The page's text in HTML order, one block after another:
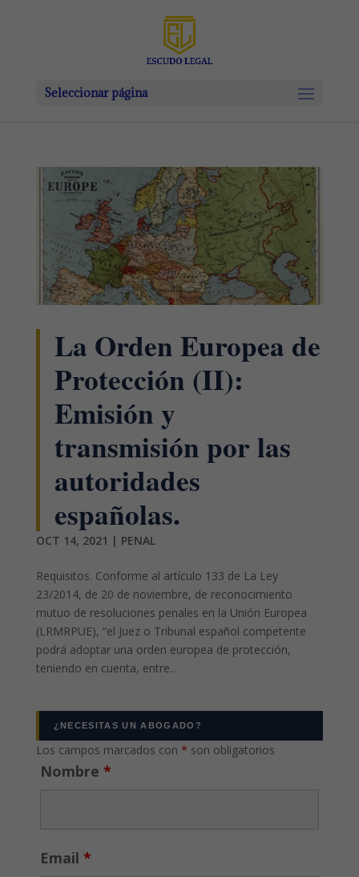
Seleccionar página
La Orden Europea de
Protección (II):
Emisión y
transmisión por las
autoridades
españolas.
OCT 14, 2021 | PENAL
Requisitos. Conforme al artículo 133 de La Ley
23/2014, de 20 de noviembre, de reconocimiento
mutuo de resoluciones penales en la Unión Europea
(LRMRPUE), “el Juez o Tribunal español competente
podrá adoptar una orden europea de protección,
teniendo en cuenta, entre...
¿NECESITAS UN ABOGADO?
Los campos marcados con * son obligatorios
Nombre *
Email *